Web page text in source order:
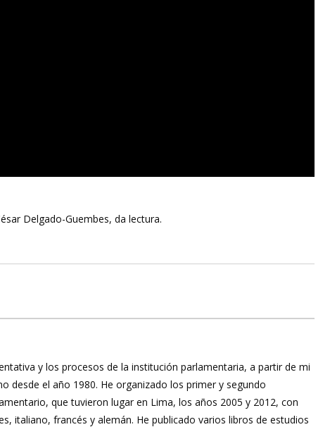
Delgado-Guembes, da lectura.
y los procesos de la institución parlamentaria, a partir de mi
desde el año 1980. He organizado los primer y segundo
que tuvieron lugar en Lima, los años 2005 y 2012, con
italiano, francés y alemán. He publicado varios libros de estudios